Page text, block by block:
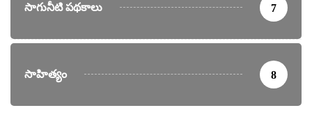
సాగునీటి పథకాలు 7
సాహిత్యం 8